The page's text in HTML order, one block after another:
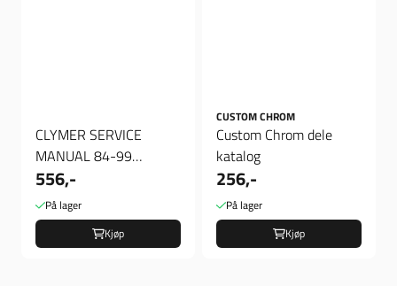
CLYMER SERVICE
MANUAL 84-99
SOFTAIL
556,-
På lager
Kjøp
CUSTOM CHROM
Custom Chrom dele
katalog
256,-
På lager
Kjøp